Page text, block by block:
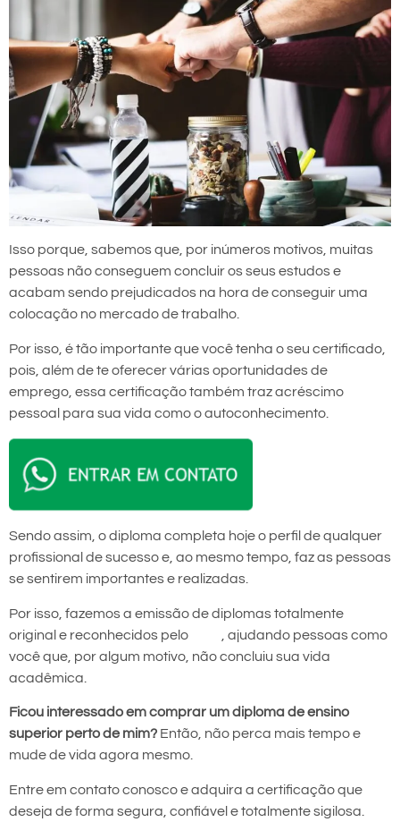
Isso porque, sabemos que, por inúmeros motivos, muitas
pessoas não conseguem concluir os seus estudos e
acabam sendo prejudicados na hora de conseguir uma
colocação no mercado de trabalho.
Por isso, é tão importante que você tenha o seu certificado,
pois, além de te oferecer várias oportunidades de
emprego, essa certificação também traz acréscimo
pessoal para sua vida como o autoconhecimento.
Sendo assim, o diploma completa hoje o perfil de qualquer
profissional de sucesso e, ao mesmo tempo, faz as pessoas
se sentirem importantes e realizadas.
Por isso, fazemos a emissão de diplomas totalmente
original e reconhecidos pelo
, ajudando pessoas como
você que, por algum motivo, não concluiu sua vida
acadêmica.
Ficou interessado em comprar um diploma de ensino
superior perto de mim? Então, não perca mais tempo e
mude de vida agora mesmo.
Entre em contato conosco e adquira a certificação que
deseja de forma segura, confiável e totalmente sigilosa.